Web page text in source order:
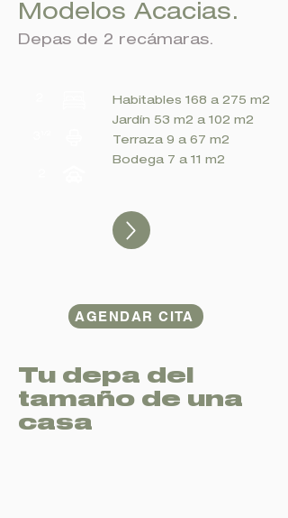
Modelos Acacias.
Depas de 2 recámaras.
Habitables 168 a 275 m2
Jardín 53 m2 a 102 m2
Terraza 9 a 67 m2
Bodega 7 a 11 m2
AGENDAR CITA
Tu depa del
tamaño de una
casa